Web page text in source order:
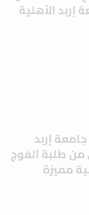
الأهلية
إربد
من طلبة الفوج
مميزة